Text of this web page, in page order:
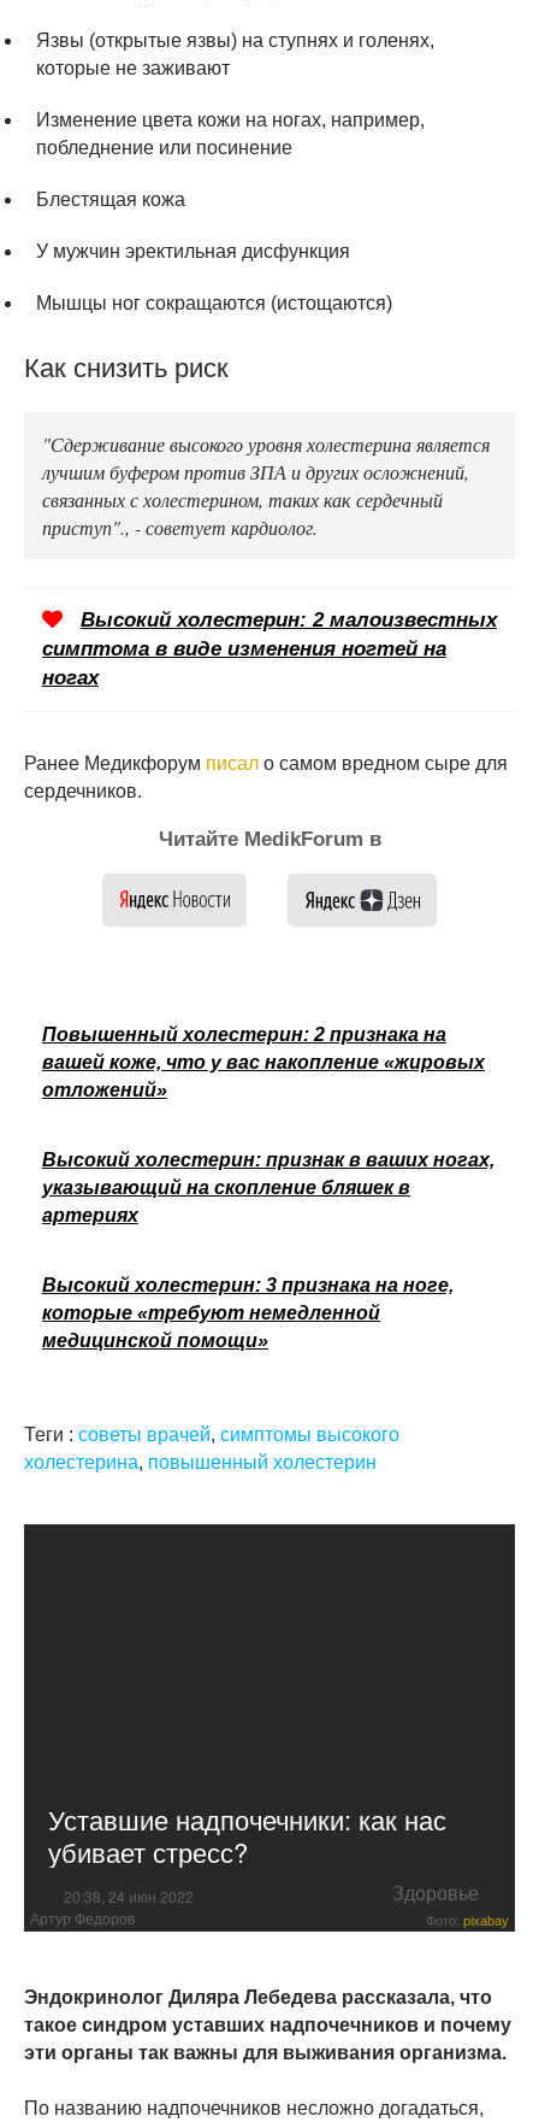
Язвы (открытые язвы) на ступнях и голенях,
которые не заживают
Изменение цвета кожи на ногах, например,
побледнение или посинение
Блестящая кожа
У мужчин эректильная дисфункция
Мышцы ног сокращаются (истощаются)
Как снизить риск
"Сдерживание высокого уровня холестерина является
лучшим буфером против ЗПА и других осложнений,
связанных с холестерином, таких как сердечный
приступ"., - советует кардиолог.
Высокий холестерин: 2 малоизвестных
симптома в виде изменения ногтей на
ногах
Ранее Медикфорум писал о самом вредном сыре для
сердечников.
Читайте MedikForum в
Повышенный холестерин: 2 признака на
вашей коже, что у вас накопление «жировых
отложений»
Высокий холестерин: признак в ваших ногах,
указывающий на скопление бляшек в
артериях
Высокий холестерин: 3 признака на ноге,
которые «требуют немедленной
медицинской помощи»
Теги : советы врачей, симптомы высокого
холестерина, повышенный холестерин
Уставшие надпочечники: как нас
убивает стресс?
20:38, 24 июн 2022 Здоровье
Артур Федоров Фото: pixabay
Эндокринолог Диляра Лебедева рассказала, что
такое синдром уставших надпочечников и почему
эти органы так важны для выживания организма.
По названию надпочечников несложно догадаться,